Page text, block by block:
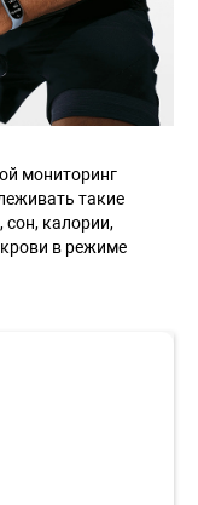
мониторинг
такие
сон, калории,
в режиме